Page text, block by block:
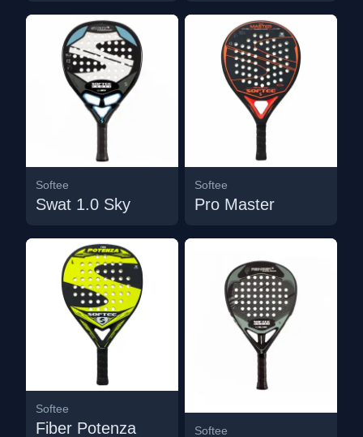
Softee
Swat 1.0 Sky
Softee
Pro Master
Softee
Fiber Potenza Softee